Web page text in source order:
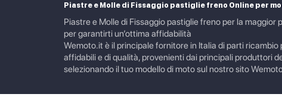
Piastre e Molle di Fissaggio pastiglie freno Online per
Piastre e Molle di Fissaggio pastiglie freno per la
per garantirti un’ottima affidabilità
Wemoto.it è il principale fornitore in Italia di parti
affidabili e di qualità, provenienti dai principali produttori
selezionando il tuo modello di moto sul nostro sito